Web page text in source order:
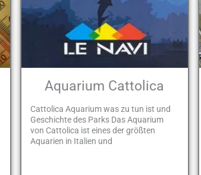
Aquarium Cattolica
Cattolica Aquarium was zu tun ist und
Geschichte des Parks Das Aquarium
von Cattolica ist eines der größten
Aquarien in Italien und